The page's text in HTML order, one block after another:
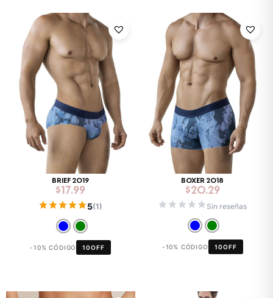
BRIEF 2019
$17.99
5(1)
-10% CÓDIGO 10OFF
BOXER 2018
$20.29
Sin reseñas
-10% CÓDIGO 10OFF